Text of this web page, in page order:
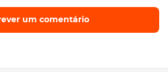
um comentário